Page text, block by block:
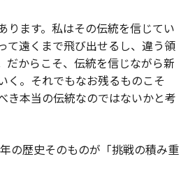
ります。私はその伝統を信じてい
て遠くまで飛び出せるし、違う領
だからこそ、伝統を信じながら新
く。それでもなお残るものこそ
き本当の伝統なのではないかと考
の歴史そのものが「挑戦の積み重